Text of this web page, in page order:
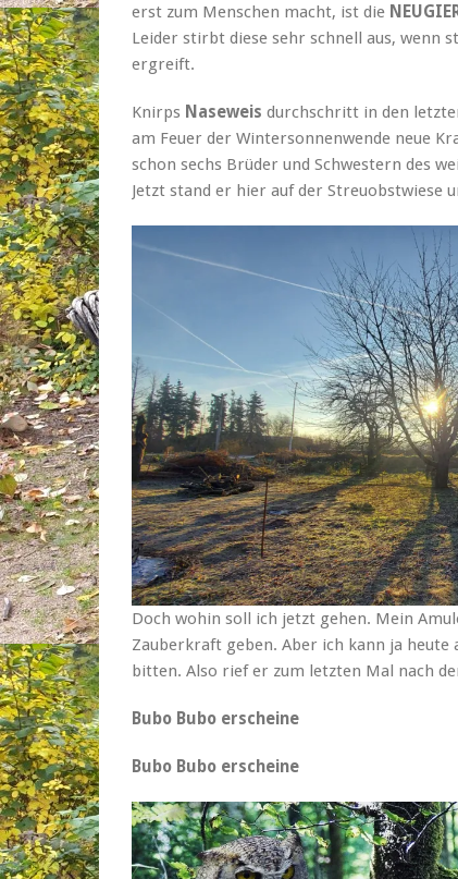
erst zum Menschen macht, ist die
Leider stirbt diese sehr schnell aus, wenn
ergreift.
Knirps Naseweis durchschritt in den
am Feuer der Wintersonnenwende neue
schon sechs Brüder und Schwestern des
Jetzt stand er hier auf der Streuobstwiese
Doch wohin soll ich jetzt gehen. Mein
Zauberkraft geben. Aber ich kann ja heute
bitten. Also rief er zum letzten Mal nach
Bubo Bubo erscheine
Bubo Bubo erscheine